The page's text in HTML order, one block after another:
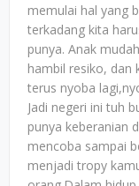
memulai hal yang
terkadang kita
punya. Anak
hambil resiko, dan
terus nyoba
Jadi negeri ini tuh
punya keberanian
mencoba sampai
menjadi tropy